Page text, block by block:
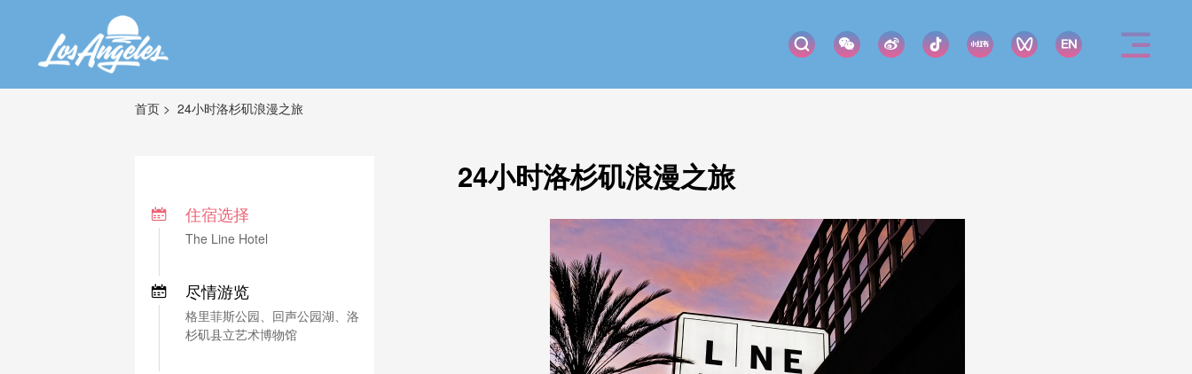
首页 24小时洛杉矶浪漫之旅
住宿选择
The Line Hotel
尽情游览
格里菲斯公园、回声公园湖、洛
杉矶县立艺术博物馆
24小时洛杉矶浪漫之旅